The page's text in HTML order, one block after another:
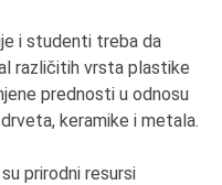
i studenti treba da
različitih vrsta plastike
prednosti u odnosu
keramike i metala.
prirodni resursi